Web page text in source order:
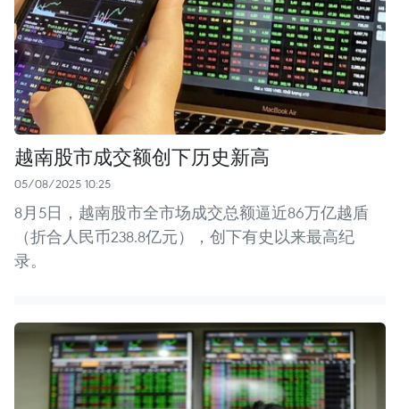
越南股市成交额创下历史新高
05/08/2025 10:25
8月5日，越南股市全市场成交总额逼近86万亿越盾
（折合人民币238.8亿元），创下有史以来最高纪
录。